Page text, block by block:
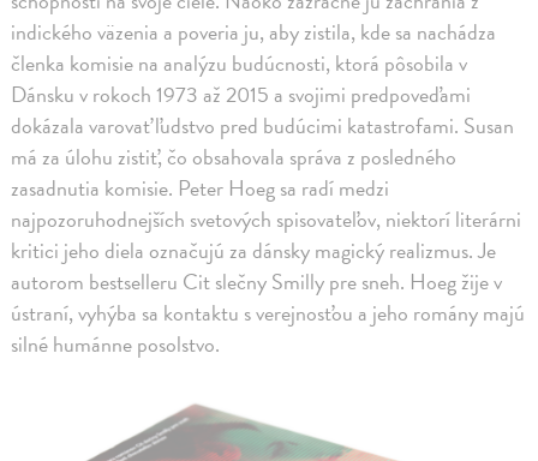
indického väzenia a poveria ju, aby zistila, kde sa nachádza
členka komisie na analýzu budúcnosti, ktorá pôsobila v
Dánsku v rokoch 1973 až 2015 a svojimi predpoveďami
dokázala varovať ľudstvo pred budúcimi katastrofami. Susan
má za úlohu zistiť, čo obsahovala správa z posledného
zasadnutia komisie. Peter Hoeg sa radí medzi
najpozoruhodnejších svetových spisovateľov, niektorí literárni
kritici jeho diela označujú za dánsky magický realizmus. Je
autorom bestselleru Cit slečny Smilly pre sneh. Hoeg žije v
ústraní, vyhýba sa kontaktu s verejnosťou a jeho romány majú
silné humánne posolstvo.